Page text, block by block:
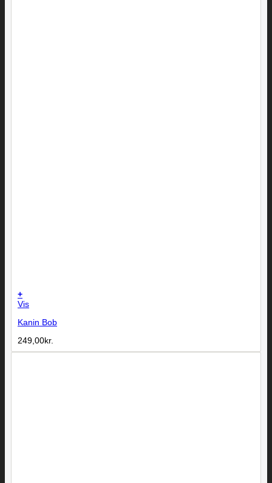
+
Vis
Kanin Bob
249,00kr.